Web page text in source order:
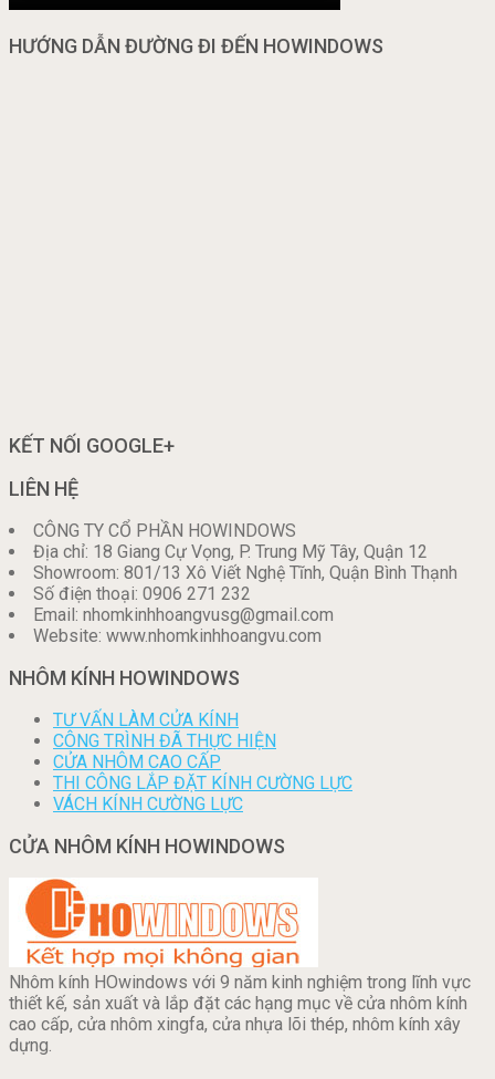
HƯỚNG DẪN ĐƯỜNG ĐI ĐẾN HOWINDOWS
KẾT NỐI GOOGLE+
LIÊN HỆ
CÔNG TY CỔ PHẦN HOWINDOWS
Địa chỉ: 18 Giang Cự Vọng, P. Trung Mỹ Tây, Quận 12
Showroom: 801/13 Xô Viết Nghệ Tĩnh, Quận Bình Thạnh
Số điện thoại: 0906 271 232
Email: nhomkinhhoangvusg@gmail.com
Website: www.nhomkinhhoangvu.com
NHÔM KÍNH HOWINDOWS
TƯ VẤN LÀM CỬA KÍNH
CÔNG TRÌNH ĐÃ THỰC HIỆN
CỬA NHÔM CAO CẤP
THI CÔNG LẮP ĐẶT KÍNH CƯỜNG LỰC
VÁCH KÍNH CƯỜNG LỰC
CỬA NHÔM KÍNH HOWINDOWS
Nhôm kính HOwindows với 9 năm kinh nghiệm trong lĩnh vực
thiết kế, sản xuất và lắp đặt các hạng mục về cửa nhôm kính
cao cấp, cửa nhôm xingfa, cửa nhựa lõi thép, nhôm kính xây
dựng.